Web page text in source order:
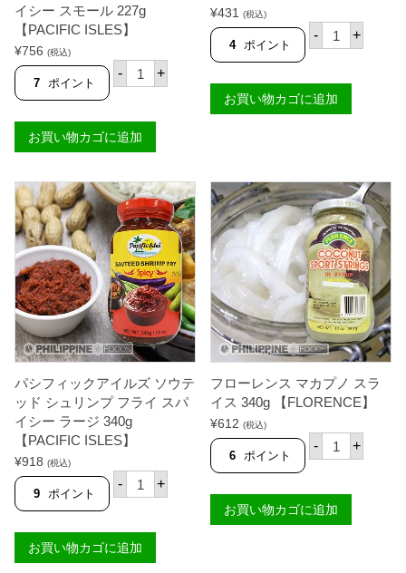
g
【
B
R
I
F
I
E
A
】
個
イシー スモール 227g
【PACIFIC ISLES】
¥756 (税込)
7 ポイント
- パ
シ
ッ
ク
ア
ル
ズ
ソ
ウ
テ
ッ
ド
シ
ュ
リ
ン
プ
フ
イ
ス
パ
イ
シ
ス
モ
ー
2
2
7
+
お買い物カゴに追加
¥431 (税込)
4 ポイント
- マ
ギ
ボ
ー
ル
リ
ス
モ
ー
ル
1
3
0
m
l
【
M
A
G
G
I
個
+
お買い物カゴに追加
パシフィックアイルズ ソウテ
ッド シュリンプ フライ スパ
イシー ラージ 340g
【PACIFIC ISLES】
¥918 (税込)
9 ポイント
- パ
シ
ッ
ク
ア
+
お買い物カゴに追加
フローレンス マカプノ スラ
イス 340g 【FLORENCE】
¥612 (税込)
6 ポイント
- フ
ロ
ン
ス
マ
+
お買い物カゴに追加